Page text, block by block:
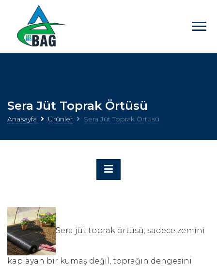
Sera Jüt Toprak Örtüsü
Anasayfa Ürünler Sera Jüt Toprak Örtüsü
Sera jüt toprak örtüsü; sadece zemini
kaplayan bir kumaş değil, toprağın dengesini